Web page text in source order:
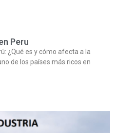
Peru
¿Qué es y cómo afecta a la
de los países más ricos en